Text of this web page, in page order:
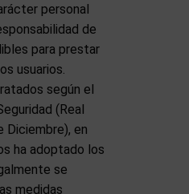
personal
de
para prestar
usuarios.
según el
(Real
en
ha adoptado los
se
medidas